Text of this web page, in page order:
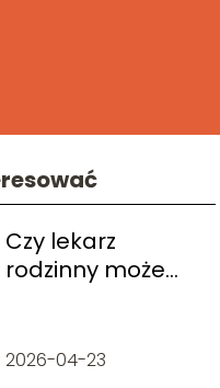
Czy lekarz
rodzinny może
poszpitalne?
2026-04-23